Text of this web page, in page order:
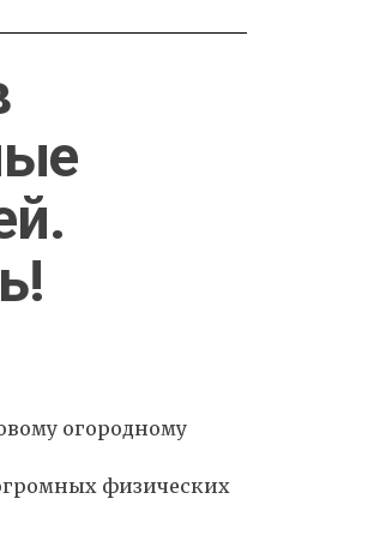
огородному
физических